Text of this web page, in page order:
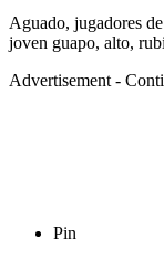
Aguado, jugadores
joven guapo, alto,
Advertisement -
Pin